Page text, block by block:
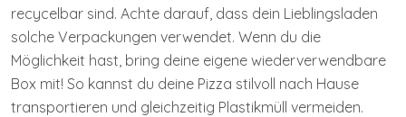
recycelbar sind. Achte darauf, dass dein Lieblingsladen
solche Verpackungen verwendet. Wenn du die
Möglichkeit hast, bring deine eigene wiederverwendbare
Box mit! So kannst du deine Pizza stilvoll nach Hause
transportieren und gleichzeitig Plastikmüll vermeiden.